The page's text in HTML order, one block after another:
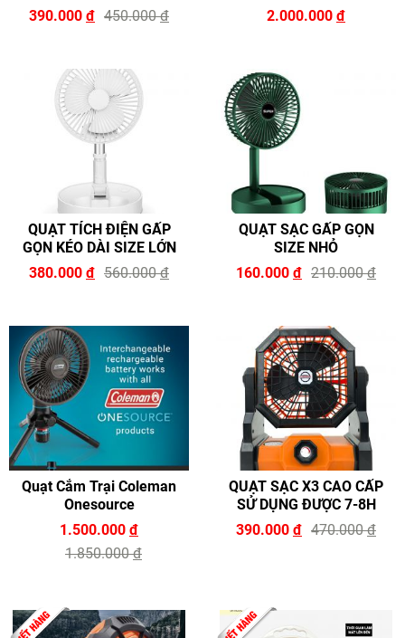
390.000 đ 450.000đ 2.000.000 đ
QUẠT TÍCH ĐIỆN GẤP
GỌN KÉO DÀI SIZE LỚN
380.000 đ 560.000đ
QUẠT SẠC GẤP GỌN
SIZE NHỎ
160.000 đ 210.000đ
Quạt Cắm Trại Coleman
Onesource
1.500.000 đ
1.850.000đ
QUẠT SẠC X3 CAO CẤP
SỬ DỤNG ĐƯỢC 7-8H
390.000 đ 470.000đ